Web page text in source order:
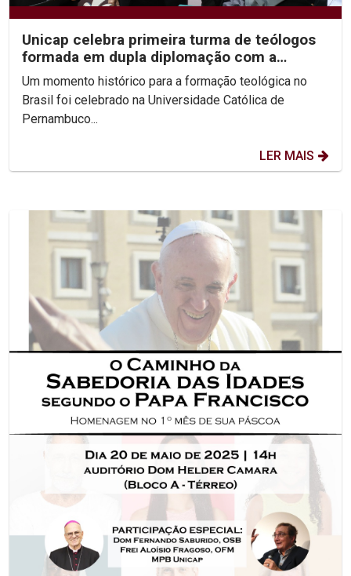
Unicap celebra primeira turma de teólogos
formada em dupla diplomação com a
Pontifícia...
Um momento histórico para a formação teológica no
Brasil foi celebrado na Universidade Católica de
Pernambuco...
LER MAIS